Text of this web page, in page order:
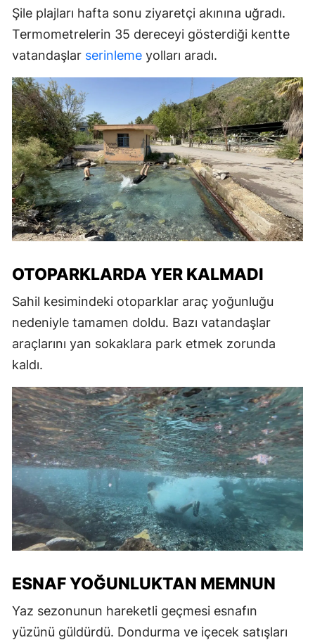
Şile plajları hafta sonu ziyaretçi akınına uğradı.
Termometrelerin 35 dereceyi gösterdiği kentte
vatandaşlar serinleme yolları aradı.
OTOPARKLARDA YER KALMADI
Sahil kesimindeki otoparklar araç yoğunluğu
nedeniyle tamamen doldu. Bazı vatandaşlar
araçlarını yan sokaklara park etmek zorunda
kaldı.
ESNAF YOĞUNLUKTAN MEMNUN
Yaz sezonunun hareketli geçmesi esnafın
yüzünü güldürdü. Dondurma ve içecek satışları